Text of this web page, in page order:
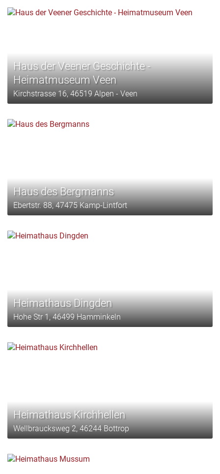
Haus der Veener Geschichte -
Heimatmuseum Veen
Kirchstrasse 16, 46519 Alpen - Veen
Haus des Bergmanns
Ebertstr. 88, 47475 Kamp-Lintfort
Heimathaus Dingden
Hohe Str 1, 46499 Hamminkeln
Heimathaus Kirchhellen
Wellbraucksweg 2, 46244 Bottrop